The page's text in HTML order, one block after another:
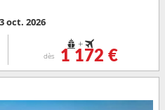
oct. 2026
+
dès 1 172 €